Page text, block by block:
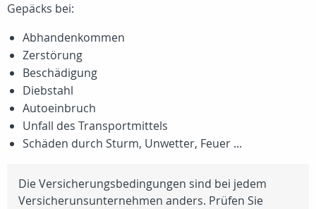
Gepäcks bei:
Abhandenkommen
Zerstörung
Beschädigung
Diebstahl
Autoeinbruch
Unfall des Transportmittels
Schäden durch Sturm, Unwetter, Feuer ...
Die Versicherungsbedingungen sind bei jedem
Versicherunsunternehmen anders. Prüfen Sie